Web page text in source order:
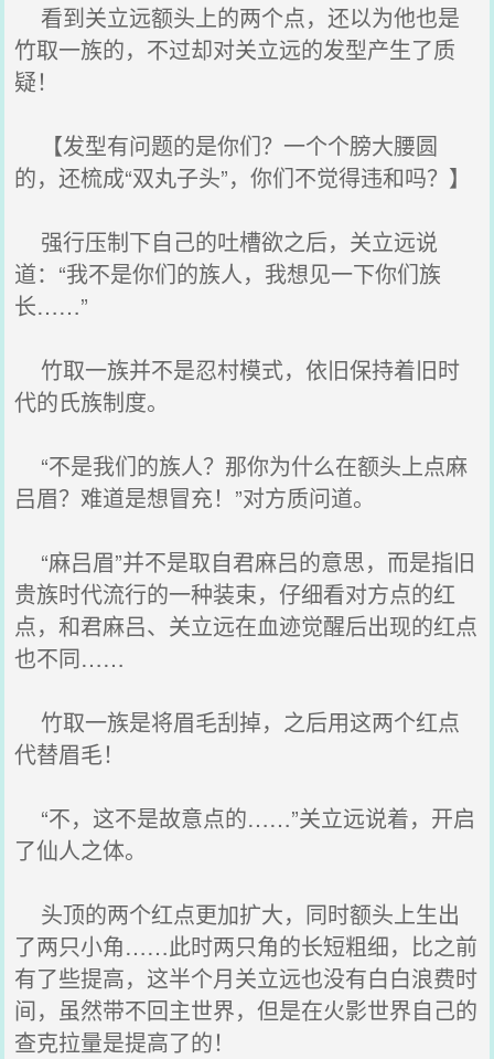
看到关立远额头上的两个点，还以为他也是
竹取一族的，不过却对关立远的发型产生了质
疑！
【发型有问题的是你们？一个个膀大腰圆
的，还梳成“双丸子头”，你们不觉得违和吗？】
强行压制下自己的吐槽欲之后，关立远说
道：“我不是你们的族人，我想见一下你们族
长……”
竹取一族并不是忍村模式，依旧保持着旧时
代的氏族制度。
“不是我们的族人？那你为什么在额头上点麻
吕眉？难道是想冒充！”对方质问道。
“麻吕眉”并不是取自君麻吕的意思，而是指旧
贵族时代流行的一种装束，仔细看对方点的红
点，和君麻吕、关立远在血迹觉醒后出现的红点
也不同……
竹取一族是将眉毛刮掉，之后用这两个红点
代替眉毛！
“不，这不是故意点的……”关立远说着，开启
了仙人之体。
头顶的两个红点更加扩大，同时额头上生出
了两只小角……此时两只角的长短粗细，比之前
有了些提高，这半个月关立远也没有白白浪费时
间，虽然带不回主世界，但是在火影世界自己的
查克拉量是提高了的！